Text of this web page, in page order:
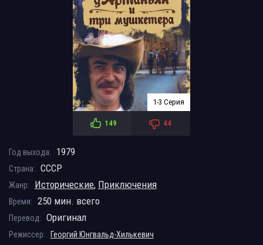
1-3 Серия
149 44
Год выхода: 1979
Страна: СССР
Жанр: Исторические, Приключения
Время: 250 мин. всего
Перевод: Оригинал
Режиссер:
Георгий Юнгвальд-Хилькевич